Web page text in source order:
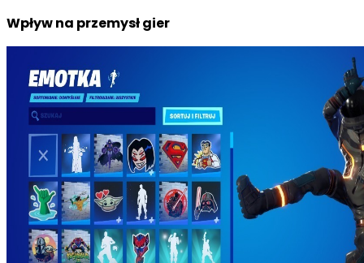
Wpływ na przemysł gier